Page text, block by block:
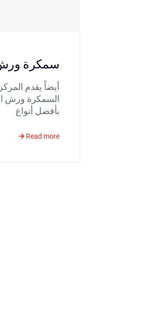
سمكرة
أيضاً يقدم
السمكرة ورش
بأفضل أنواع
Read more